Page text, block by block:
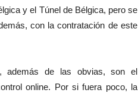
y el Túnel de Bélgica, pero se
con la contratación de este
además de las obvias, son el
online. Por si fuera poco, la